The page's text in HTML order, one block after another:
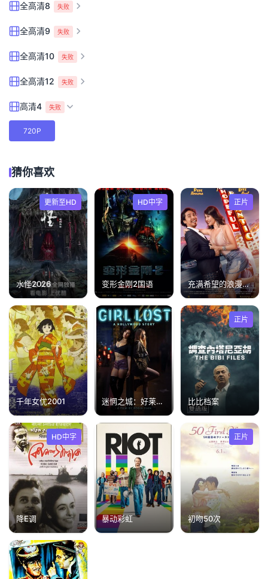
全高清8 失败
全高清9 失败
全高清10 失败
全高清12 失败
高清4 失败
720P
猜你喜欢
更新至HD
水怪2026
HD中字
变形金刚2国语
正片
充满希望的浪漫主义者
千年女优2001 迷惘之城：好莱坞2020
正片
比比档案
HD中字
降E调 暴动彩虹
正片
初吻50次